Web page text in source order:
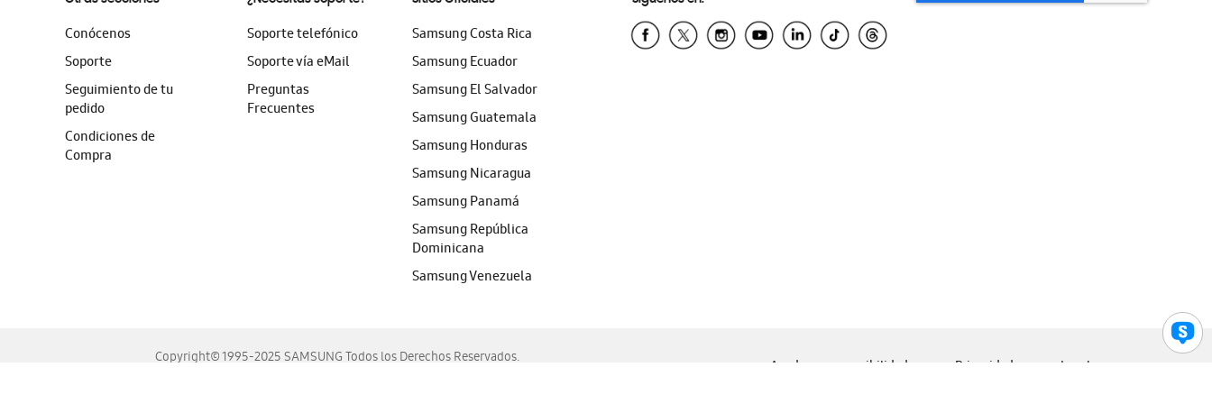
Conócenos
Soporte
Seguimiento de tu
pedido
Condiciones de
Compra
Soporte telefónico
Soporte vía eMail
Preguntas
Frecuentes
Samsung Costa Rica
Samsung Ecuador
Samsung El Salvador
Samsung Guatemala
Samsung Honduras
Samsung Nicaragua
Samsung Panamá
Samsung República
Dominicana
Samsung Venezuela
Copyright© 1995-2025 SAMSUNG Todos los Derechos Reservados.
Ayuda para accesibilidad Privacidad Legal